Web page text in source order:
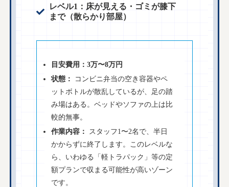
レベル1：床が見える・ゴミが膝下
まで（散らかり部屋）
目安費用：3万〜8万円
状態：
コンビニ弁当の空き容器やペ
ットボトルが散乱しているが、足の踏
み場はある。ベッドやソファの上は比
較的無事。
作業内容：
スタッフ1〜2名で、半日
かからずに終了します。このレベルな
ら、いわゆる「軽トラパック」等の定
額プランで収まる可能性が高いゾーン
です。